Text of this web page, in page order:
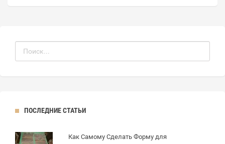
ПОСЛЕДНИЕ СТАТЬИ
Как Самому Сделать Форму для